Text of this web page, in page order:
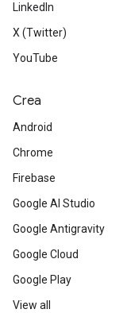
LinkedIn
X (Twitter)
YouTube
Crea
Android
Chrome
Firebase
Google AI Studio
Google Antigravity
Google Cloud
Google Play
View all